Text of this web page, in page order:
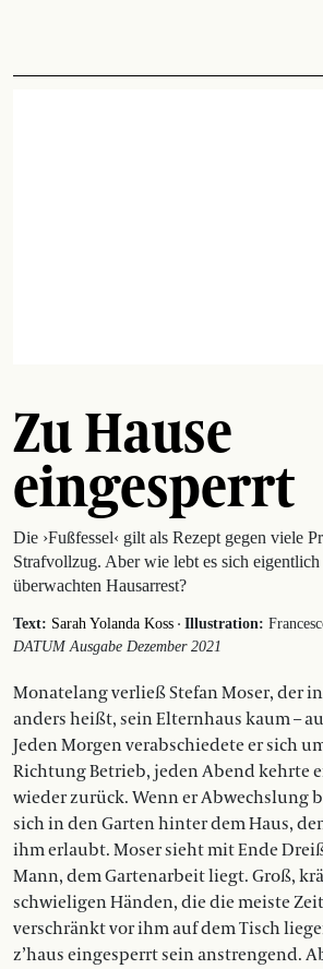
Zu Hause
eingesperrt
Die ›Fußfessel‹ gilt als Rezept gegen viele
Strafvollzug. Aber wie lebt es sich
überwachten Hausarrest?
Text: Sarah Yolanda Koss · Illustration:
DATUM Ausgabe Dezember 2021
Monatelang verließ Stefan Moser, der
anders heißt, sein Elternhaus kaum –
Jeden Morgen verabschiedete er sich
Richtung Betrieb, jeden Abend kehrte
wieder zurück. Wenn er Abwechslung
sich in den Garten hinter dem Haus,
ihm erlaubt. Moser sieht mit Ende
Mann, dem Gartenarbeit liegt. Groß,
schwieligen Händen, die die meiste
verschränkt vor ihm auf dem Tisch
z’haus eingesperrt sein anstrengend.